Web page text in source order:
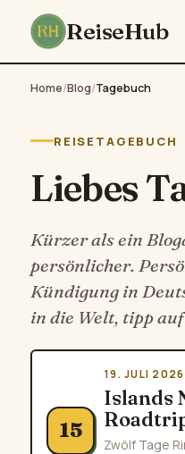
ReiseHub
Home/Blog/Tagebuch
REISETAGEBUCH
Liebes
Kürzer als ein
persönlicher.
Kündigung in
in die Welt, tipp
15
19. JULI 2026
Islands
Zwölf Tage